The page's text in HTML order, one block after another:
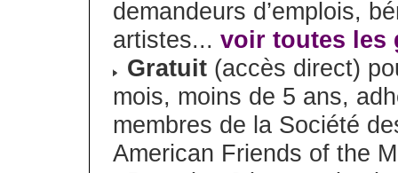
demandeurs d’emplois,
artistes... voir toutes les
Gratuit (accès direct)
mois, moins de 5 ans,
membres de la Société
American Friends of the